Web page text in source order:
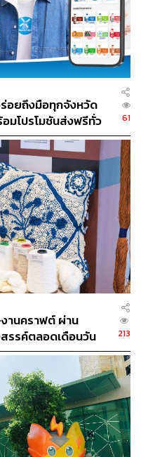
ฤษดิ์เวชวรกุล
ยึดถือมาตลอดคือ การคัด
แต่ละบุคคล “ต่อให้คนไข้
อนคล้อยเหมือนกัน แต่วิธี
อเทคนิคเดียวกัน เป็น
ฉพาะบุคคล”
ใจ’
วคิดที่จะดูแลทุกคน
นในทุกขั้นตอนการค้นหา
อยถึงมือทุกจังหวัด
มโปรโมชันส่งฟรีทั่ว
นถัดไป ส่งสินค้าแบบ
61
านคราฟต์ ผ่าน
รรค์ตลอดเดือนวัน
213